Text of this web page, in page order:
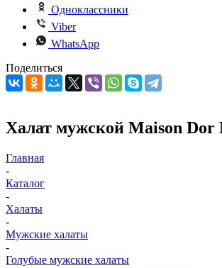
Одноклассники
Viber
WhatsApp
Поделиться
Халат мужской Maison
Главная
-
Каталог
-
Халаты
-
Мужские халаты
-
Голубые мужские халаты